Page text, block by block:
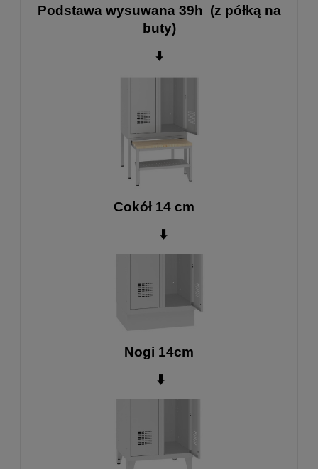
Podstawa wysuwana 39h (z półką na
buty)
⬇️
Cokół 14 cm
⬇️
Nogi 14cm
⬇️